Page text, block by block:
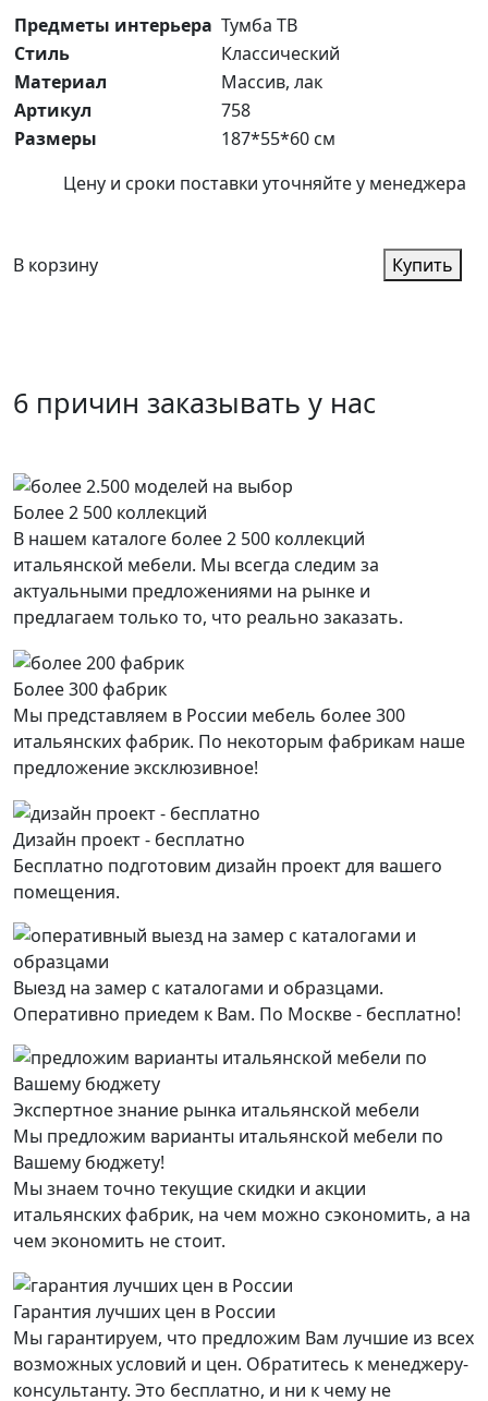
Предметы интерьера Тумба ТВ
Стиль
Классический
Материал
Массив, лак
Артикул
758
Размеры
187*55*60 см
Цену и сроки поставки уточняйте у менеджера
В корзину Купить
6 причин заказывать у нас
Более 2 500 коллекций
В нашем каталоге более 2 500 коллекций
итальянской мебели. Мы всегда следим за
актуальными предложениями на рынке и
предлагаем только то, что реально заказать.
Более 300 фабрик
Мы представляем в России мебель более 300
итальянских фабрик. По некоторым фабрикам наше
предложение эксклюзивное!
Дизайн проект - бесплатно
Бесплатно подготовим дизайн проект для вашего
помещения.
Выезд на замер с каталогами и образцами.
Оперативно приедем к Вам. По Москве - бесплатно!
Экспертное знание рынка итальянской мебели
Мы предложим варианты итальянской мебели по
Вашему бюджету!
Мы знаем точно текущие скидки и акции
итальянских фабрик, на чем можно сэкономить, а на
чем экономить не стоит.
Гарантия лучших цен в России
Мы гарантируем, что предложим Вам лучшие из всех
возможных условий и цен. Обратитесь к менеджеру-
консультанту. Это бесплатно, и ни к чему не